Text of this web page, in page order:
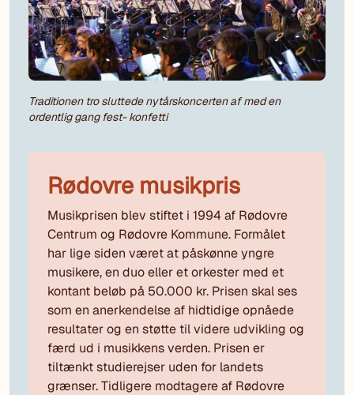
Traditionen tro sluttede nytårskoncerten af med en
ordentlig gang fest- konfetti
Rødovre musikpris
Musikprisen blev stiftet i 1994 af Rødovre
Centrum og Rødovre Kommune. Formålet
har lige siden været at påskønne yngre
musikere, en duo eller et orkester med et
kontant beløb på 50.000 kr. Prisen skal ses
som en anerkendelse af hidtidige opnåede
resultater og en støtte til videre udvikling og
færd ud i musikkens verden. Prisen er
tiltænkt studierejser uden for landets
grænser. Tidligere modtagere af Rødovre